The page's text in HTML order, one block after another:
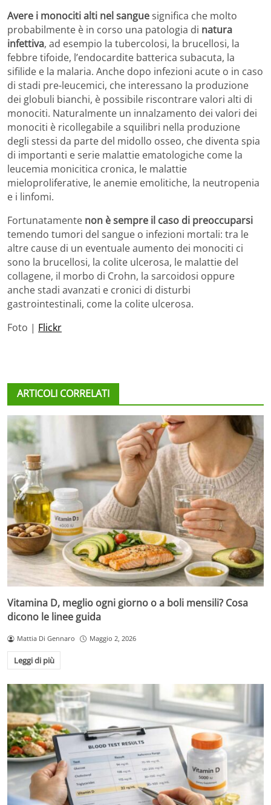
Avere i monociti alti nel sanguesignifica che molto
probabilmente è in corso una patologia di natura
infettiva, ad esempio la tubercolosi, la brucellosi, la
febbre tifoide, l’endocardite batterica subacuta, la
sifilide e la malaria. Anche dopo infezioni acute o in caso
di stadi pre-leucemici, che interessano la produzione
dei globuli bianchi, è possibile riscontrare valori alti di
monociti. Naturalmente un innalzamento dei valori dei
monociti è ricollegabile a squilibri nella produzione
degli stessi da parte del midollo osseo, che diventa spia
di importanti e serie malattie ematologiche come la
leucemia monicitica cronica, le malattie
mieloproliferative, le anemie emolitiche, la neutropenia
e i linfomi.
Fortunatamente non è sempre il caso di preoccuparsi
temendo tumori del sangue o infezioni mortali: tra le
altre cause di un eventuale aumento dei monociti ci
sono la brucellosi, la colite ulcerosa, le malattie del
collagene, il morbo di Crohn, la sarcoidosi oppure
anche stadi avanzati e cronici di disturbi
gastrointestinali, come la colite ulcerosa.
Foto | Flickr
ARTICOLI CORRELATI
Vitamina D, meglio ogni giorno o a boli mensili? Cosa
dicono le linee guida
Mattia Di Gennaro Maggio 2, 2026
Leggi di più